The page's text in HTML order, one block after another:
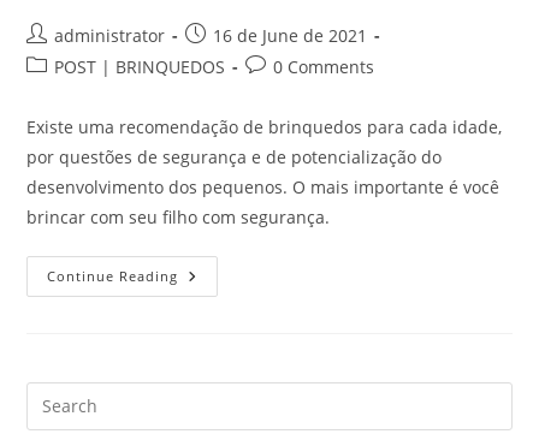
Post
author:
administrator
Post
published:
16 de June de 2021
PostPOST | BRINQUEDOS
Post0 Comments
Existe uma recomendação de brinquedos para cada idade,
por questões de segurança e de potencialização do
desenvolvimento dos pequenos. O mais importante é você
brincar com seu filho com segurança.
Continue Reading Você
Sabe
Filho?